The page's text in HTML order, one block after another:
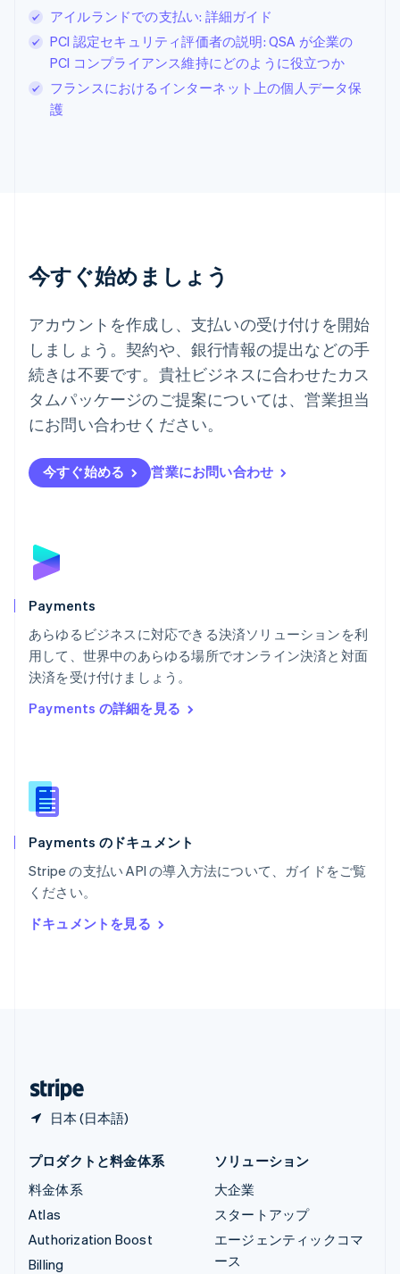
アイルランドでの支払い: 詳細ガイド
PCI 認定セキュリティ評価者の説明: QSA が企業の
PCI コンプライアンス維持にどのように役立つか
フランスにおけるインターネット上の個人データ保
護
今すぐ始めましょう
アカウントを作成し、支払いの受け付けを開始
しましょう。契約や、銀行情報の提出などの手
続きは不要です。貴社ビジネスに合わせたカス
タムパッケージのご提案については、営業担当
にお問い合わせください。
今すぐ始める 営業にお問い合わせ
Payments
あらゆるビジネスに対応できる決済ソリューションを利
用して、世界中のあらゆる場所でオンライン決済と対面
決済を受け付けましょう。
Payments の詳細を見る
Payments のドキュメント
Stripe の支払い API の導入方法について、ガイドをご覧
ください。
ドキュメントを見る
日本 (日本語)
DeutschFrançaisItalianoEnglish
スウェーデン
Svenska English
EspañolEnglish
スロバキア
English
Deutsch English
ニュージーランド
English
ノルウェー
ハンガリー
English
EnglishSvenska
ブラジル
ブルガリア
English
Nederlands
English
ポルトガル
PortuguêsEnglish
English
Español
ラトビア
リトアニア
リヒテンシュタイン
Deutsch
ルーマニア
English
プロダクトと料金体系
料金体系
Atlas
Authorization Boost
Billing
ソリューション
大企業
スタートアップ
エージェンティックコマ
ース